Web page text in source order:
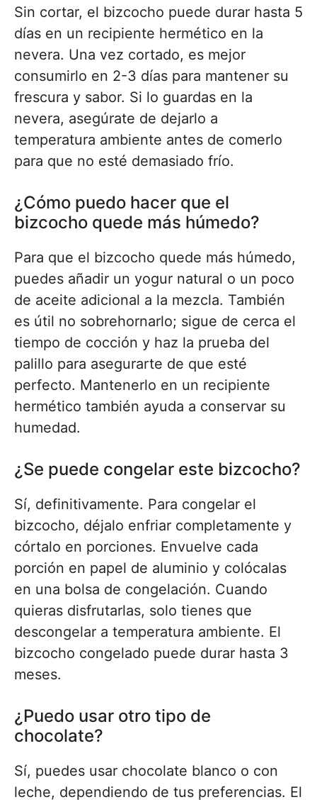
Sin cortar, el bizcocho puede durar hasta 5
días en un recipiente hermético en la
nevera. Una vez cortado, es mejor
consumirlo en 2-3 días para mantener su
frescura y sabor. Si lo guardas en la
nevera, asegúrate de dejarlo a
temperatura ambiente antes de comerlo
para que no esté demasiado frío.
¿Cómo puedo hacer que el
bizcocho quede más húmedo?
Para que el bizcocho quede más húmedo,
puedes añadir un yogur natural o un poco
de aceite adicional a la mezcla. También
es útil no sobrehornarlo; sigue de cerca el
tiempo de cocción y haz la prueba del
palillo para asegurarte de que esté
perfecto. Mantenerlo en un recipiente
hermético también ayuda a conservar su
humedad.
¿Se puede congelar este bizcocho?
Sí, definitivamente. Para congelar el
bizcocho, déjalo enfriar completamente y
córtalo en porciones. Envuelve cada
porción en papel de aluminio y colócalas
en una bolsa de congelación. Cuando
quieras disfrutarlas, solo tienes que
descongelar a temperatura ambiente. El
bizcocho congelado puede durar hasta 3
meses.
¿Puedo usar otro tipo de
chocolate?
Sí, puedes usar chocolate blanco o con
leche, dependiendo de tus preferencias. El